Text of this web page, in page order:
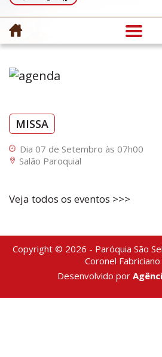
MISSA
Dia 07 de Setembro às 07h00
Salão Paroquial
Veja todos os eventos >>>
Copyright © 2026 - Paróquia São
Coronel
Desenvolvido por